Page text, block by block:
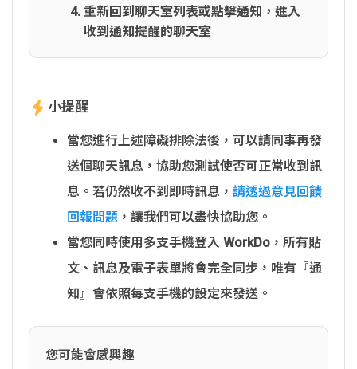
重新回到聊天室列表或點擊通知，進入
收到通知提醒的聊天室
小提醒
當您進行上述障礙排除法後，可以請同事再發
送個聊天訊息，協助您測試使否可正常收到訊
息。若仍然收不到即時訊息， 請透過意見回饋
回報問題 ，讓我們可以盡快協助您。
當您同時使用多支手機登入 WorkDo，所有貼
文、訊息及電子表單將會完全同步，唯有『通
知』會依照每支手機的設定來發送。
您可能會感興趣